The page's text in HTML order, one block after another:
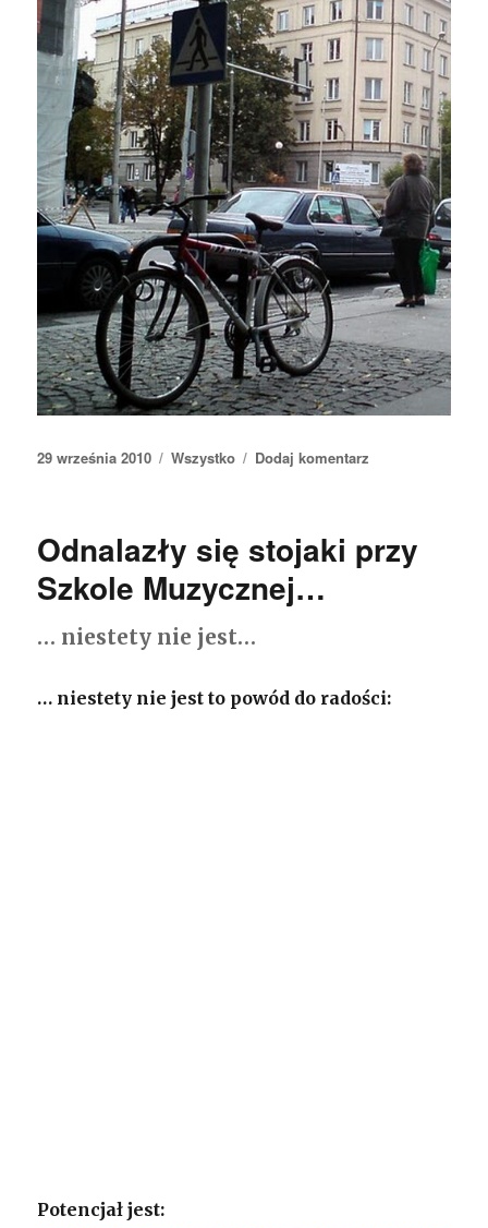
Opublikowano
29 września 2010 Kategorie
Wszystko Dodaj komentarz
tym
razem
Odnalazły się stojaki przy
Szkole Muzycznej…
… niestety nie jest…
… niestety nie jest to powód do radości:
Potencjał jest: